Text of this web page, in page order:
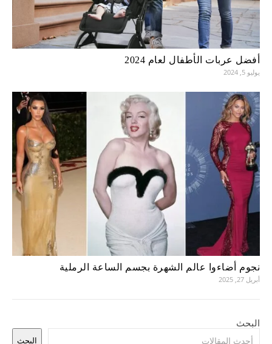
أفضل عربات الأطفال لعام 2024
يوليو 5, 2024
نجوم أضاءوا عالم الشهرة بجسم الساعة الرملية
أبريل 27, 2025
البحث
البحث